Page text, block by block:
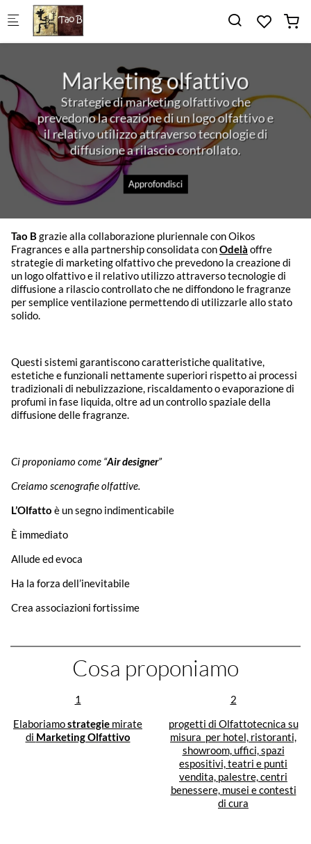
Skip to main content
Marketing olfattivo
Strategie di marketing olfattivo che
prevedono la creazione di un logo olfattivo e
il relativo utilizzo attraverso tecnologie di
diffusione a rilascio controllato.
Approfondisci
Tao B grazie alla collaborazione pluriennale con Oikos
Fragrances e alla partnership consolidata conOdelà offre
strategie di marketing olfattivo che prevedono la creazione di
un logo olfattivo e il relativo utilizzo attraverso tecnologie di
diffusione a rilascio controllato che ne diffondono le fragranze
per semplice ventilazione permettendo di utilizzarle allo stato
solido.
Questi sistemi garantiscono caratteristiche qualitative,
estetiche e funzionali nettamente superiori rispetto ai processi
tradizionali di nebulizzazione, riscaldamento o evaporazione di
profumi in fase liquida, oltre ad un controllo spaziale della
diffusione delle fragranze.
Ci proponiamo come “Air designer”
Creiamo scenografie olfattive.
L’Olfatto è un segno indimenticabile
È immediato
Allude ed evoca
Ha la forza dell’inevitabile
Crea associazioni fortissime
Cosa proponiamo
1
Elaboriamostrategie mirate
di Marketing Olfattivo
2
progetti di Olfattotecnica su
misura per hotel, ristoranti,
showroom, uffici, spazi
espositivi, teatri e punti
vendita, palestre, centri
benessere, musei e contesti
di cura